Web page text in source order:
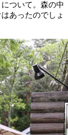
ついて。森の中
あったのでしょ